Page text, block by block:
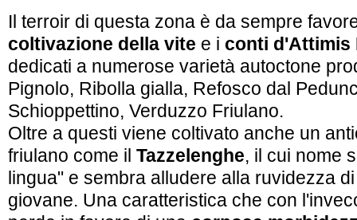
Il terroir di questa zona è da sempre
coltivazione della vite e i conti d'Attimis
dedicati a numerose varietà autoctone
Pignolo, Ribolla gialla, Refosco dal
Schioppettino, Verduzzo Friulano.
Oltre a questi viene coltivato anche un
friulano come il Tazzelenghe, il cui nome
lingua" e sembra alludere alla ruvidezza
giovane. Una caratteristica che con